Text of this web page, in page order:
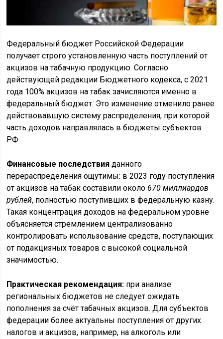
Федеральный бюджет Российской Федерации
получает строго установленную часть поступлений от
акцизов на табачную продукцию. Согласно
действующей редакции Бюджетного кодекса, с 2021
года 100% акцизов на табак зачисляются именно в
федеральный бюджет. Это изменение отменило ранее
действовавшую систему распределения, при которой
часть доходов направлялась в бюджеты субъектов
РФ.
Финансовые последствия данного
перераспределения ощутимы: в 2023 году поступления
от акцизов на табак составили около 670 миллиардов
рублей, полностью поступивших в федеральную казну.
Такая концентрация доходов на федеральном уровне
объясняется стремлением централизованно
контролировать использование средств, поступающих
от подакцизных товаров с высокой социальной
значимостью.
Практическая рекомендация: при анализе
региональных бюджетов не следует ожидать
пополнения за счёт табачных акцизов. Для субъектов
федерации более актуальны поступления от других
налогов и акцизов, например, на алкоголь или